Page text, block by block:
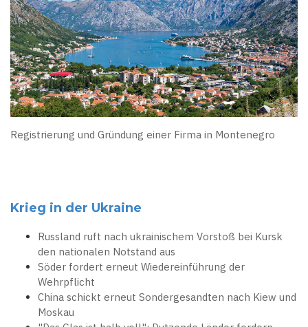
Registrierung und Gründung einer Firma in Montenegro
Krieg in der Ukraine
Russland ruft nach ukrainischem Vorstoß bei Kursk
den nationalen Notstand aus
Söder fordert erneut Wiedereinführung der
Wehrpflicht
China schickt erneut Sondergesandten nach Kiew und
Moskau